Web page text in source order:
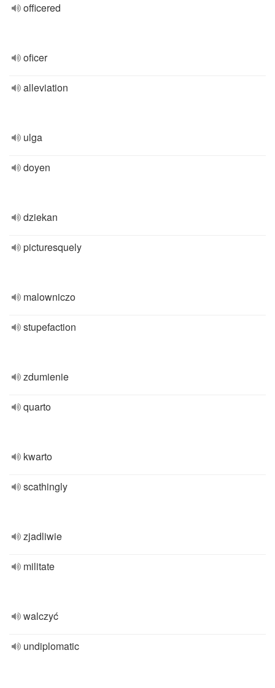
officered
oficer
alleviation
ulga
doyen
dziekan
picturesquely
malowniczo
stupefaction
zdumienie
quarto
kwarto
scathingly
zjadliwie
militate
walczyć
undiplomatic